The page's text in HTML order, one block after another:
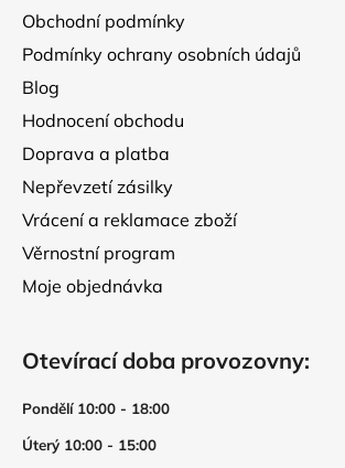
Obchodní podmínky
Podmínky ochrany osobních údajů
Blog
Hodnocení obchodu
Doprava a platba
Nepřevzetí zásilky
Vrácení a reklamace zboží
Věrnostní program
Moje objednávka
Otevírací doba provozovny:
Pondělí 10:00 - 18:00
Úterý 10:00 - 15:00